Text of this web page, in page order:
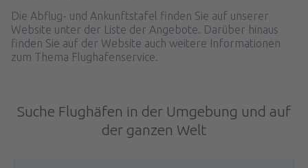
Die Abflug- und Ankunftstafel finden Sie auf unserer
Website unter der Liste der Angebote. Darüber hinaus
finden Sie auf der Website auch weitere Informationen
zum Thema Flughafenservice.
Suche Flughäfen in der Umgebung und auf
der ganzen Welt